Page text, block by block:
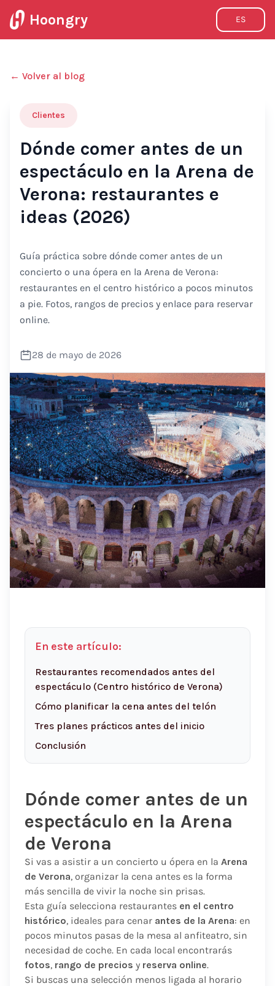
Hoongry ES
← Volver al blog
Clientes
Dónde comer antes de un
espectáculo en la Arena de
Verona: restaurantes e
ideas (2026)
Guía práctica sobre dónde comer antes de un
concierto o una ópera en la Arena de Verona:
restaurantes en el centro histórico a pocos minutos
a pie. Fotos, rangos de precios y enlace para reservar
online.
28 de mayo de 2026
En este artículo:
Restaurantes recomendados antes del
espectáculo (Centro histórico de Verona)
Cómo planificar la cena antes del telón
Tres planes prácticos antes del inicio
Conclusión
Dónde comer antes de un
espectáculo en la Arena
de Verona
Si vas a asistir a un concierto u ópera en la Arena
de Verona, organizar la cena antes es la forma
más sencilla de vivir la noche sin prisas.
Esta guía selecciona restaurantes en el centro
histórico, ideales para cenar antes de la Arena: en
pocos minutos pasas de la mesa al anfiteatro, sin
necesidad de coche. En cada local encontrarás
fotos, rango de precios y reserva online.
Si buscas una selección menos ligada al horario